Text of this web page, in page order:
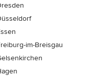
im-Breisgau